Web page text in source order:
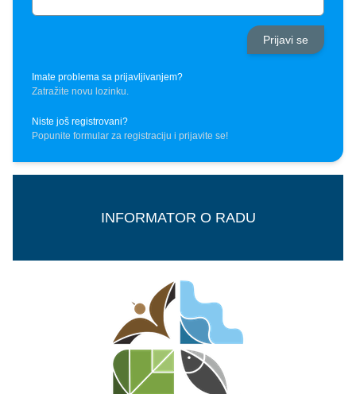
Imate problema sa prijavljivanjem?
Zatražite novu lozinku.
Niste još registrovani?
Popunite formular za registraciju i prijavite se!
INFORMATOR O RADU